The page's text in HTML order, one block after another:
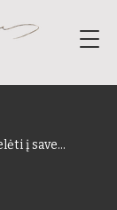
į save...